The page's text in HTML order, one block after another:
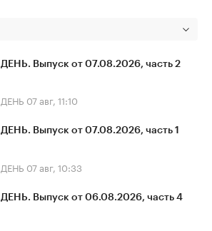
ДЕНЬ. Выпуск от 07.08.2026, часть 2
ДЕНЬ 07 авг, 11:10
ДЕНЬ. Выпуск от 07.08.2026, часть 1
ДЕНЬ 07 авг, 10:33
ДЕНЬ. Выпуск от 06.08.2026, часть 4